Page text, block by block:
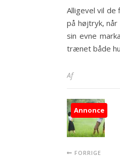
Alligevel vil
på højtryk,
sin evne
trænet både
Af
Annonce
FORRIGE